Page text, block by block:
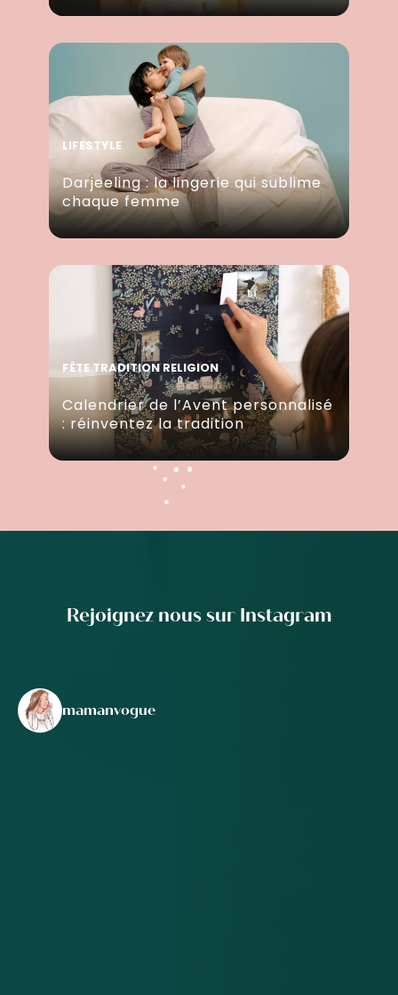
LIFESTYLE
Darjeeling : la lingerie qui sublime
chaque femme
FÊTE TRADITION RELIGION
Calendrier de l’Avent personnalisé
: réinventez la tradition
Rejoignez nous sur Instagram
mamanvogue